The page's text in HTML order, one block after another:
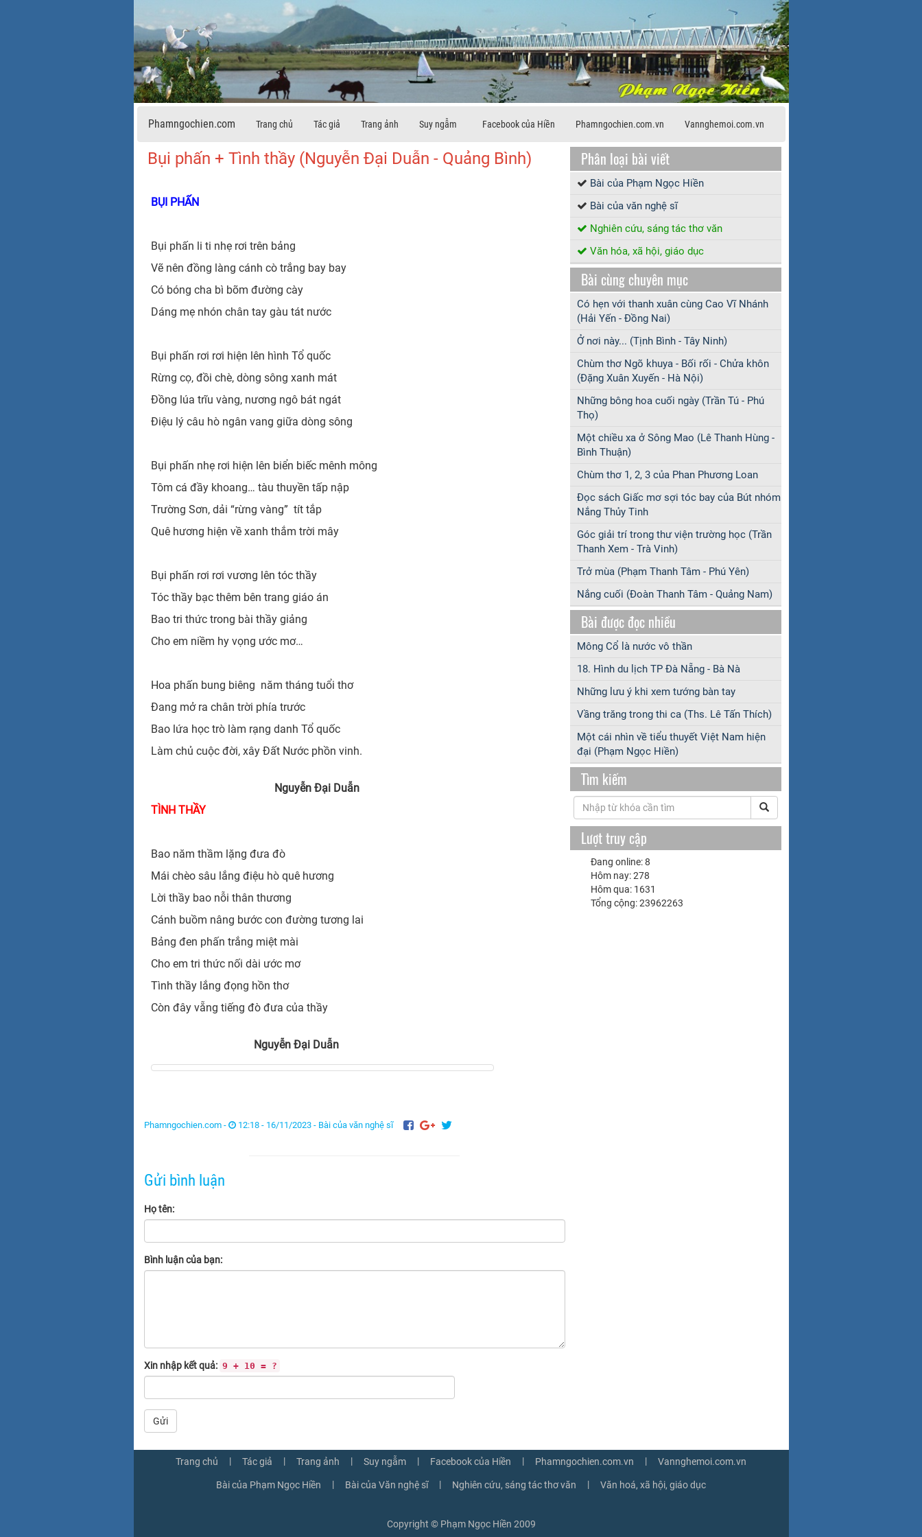
Phamngochien.com Trang chủ Tác giả Trang ảnh Suy ngẫm Facebook của Hiền Phamngochien.com.vn Vannghemoi.com.vn
Bụi phấn + Tình thầy (Nguyễn Đại Duẫn - Quảng Bình)
BỤI PHẤN
Bụi phấn li ti nhẹ rơi trên bảng
Vẽ nên đồng làng cánh cò trắng bay bay
Có bóng cha bì bõm đường cày
Dáng mẹ nhón chân tay gàu tát nước
Bụi phấn rơi rơi hiện lên hình Tổ quốc
Rừng cọ, đồi chè, dòng sông xanh mát
Đồng lúa trĩu vàng, nương ngô bát ngát
Điệu lý câu hò ngân vang giữa dòng sông
Bụi phấn nhẹ rơi hiện lên biển biếc mênh mông
Tôm cá đầy khoang… tàu thuyền tấp nập
Trường Sơn, dải “rừng vàng” tít tắp
Quê hương hiện về xanh thắm trời mây
Bụi phấn rơi rơi vương lên tóc thầy
Tóc thầy bạc thêm bên trang giáo án
Bao tri thức trong bài thầy giảng
Cho em niềm hy vọng ước mơ…
Hoa phấn bung biêng năm tháng tuổi thơ
Đang mở ra chân trời phía trước
Bao lứa học trò làm rạng danh Tổ quốc
Làm chủ cuộc đời, xây Đất Nước phồn vinh.
Nguyễn Đại Duẫn
TÌNH THẦY
Bao năm thầm lặng đưa đò
Mái chèo sâu lắng điệu hò quê hương
Lời thầy bao nỗi thân thương
Cánh buồm nâng bước con đường tương lai
Bảng đen phấn trắng miệt mài
Cho em tri thức nối dài ước mơ
Tình thầy lắng đọng hồn thơ
Còn đây vẵng tiếng đò đưa của thầy
Nguyễn Đại Duẫn
Phamngochien.com - 12:18 - 16/11/2023 - Bài của văn nghệ sĩ
Gửi bình luận
Họ tên:
Bình luận của bạn:
Xin nhập kết quả: 9 + 10 = ?
Gửi
Phân loại bài viết
Bài của Phạm Ngọc Hiền
Bài của văn nghệ sĩ
Nghiên cứu, sáng tác thơ văn
Văn hóa, xã hội, giáo dục
Bài cùng chuyên mục
Có hẹn với thanh xuân cùng Cao Vĩ Nhánh
(Hải Yến - Đồng Nai)
Ở nơi này... (Tịnh Bình - Tây Ninh)
Chùm thơ Ngõ khuya - Bối rối - Chửa khôn
(Đặng Xuân Xuyến - Hà Nội)
Những bông hoa cuối ngày (Trần Tú - Phú
Thọ)
Một chiều xa ở Sông Mao (Lê Thanh Hùng -
Bình Thuận)
Chùm thơ 1, 2, 3 của Phan Phương Loan
Đọc sách Giấc mơ sợi tóc bay của Bút nhóm
Nắng Thủy Tinh
Góc giải trí trong thư viện trường học (Trần
Thanh Xem - Trà Vinh)
Trở mùa (Phạm Thanh Tâm - Phú Yên)
Nắng cuối (Đoàn Thanh Tâm - Quảng Nam)
Bài được đọc nhiều
Mông Cổ là nước vô thần
18. Hình du lịch TP Đà Nẵng - Bà Nà
Những lưu ý khi xem tướng bàn tay
Vầng trăng trong thi ca (Ths. Lê Tấn Thích)
Một cái nhìn về tiểu thuyết Việt Nam hiện
đại (Phạm Ngọc Hiền)
Tìm kiếm
Lượt truy cập
Đang online: 8
Hôm nay: 278
Hôm qua: 1631
Tổng cộng: 23962263
Trang chủ | Tác giả | Trang ảnh | Suy ngẫm | Facebook của Hiền | Phamngochien.com.vn | Vannghemoi.com.vn
Bài của Phạm Ngọc Hiền | Bài của Văn nghệ sĩ | Nghiên cứu, sáng tác thơ văn | Văn hoá, xã hội, giáo dục
Copyright © Phạm Ngọc Hiền 2009